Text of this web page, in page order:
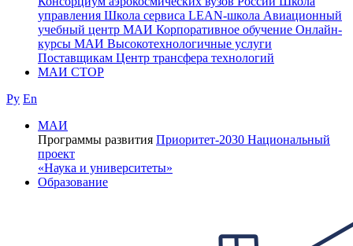
управления Школа сервиса LEAN-школа Авиационный
учебный центр МАИ Корпоративное обучение Онлайн-
курсы МАИ Высокотехнологичные услуги
Поставщикам Центр трансфера технологий
МАИ СТОР
Ру En
МАИ
Программы развития Приоритет-2030 Национальный
проект
«Наука и университеты»
Образование